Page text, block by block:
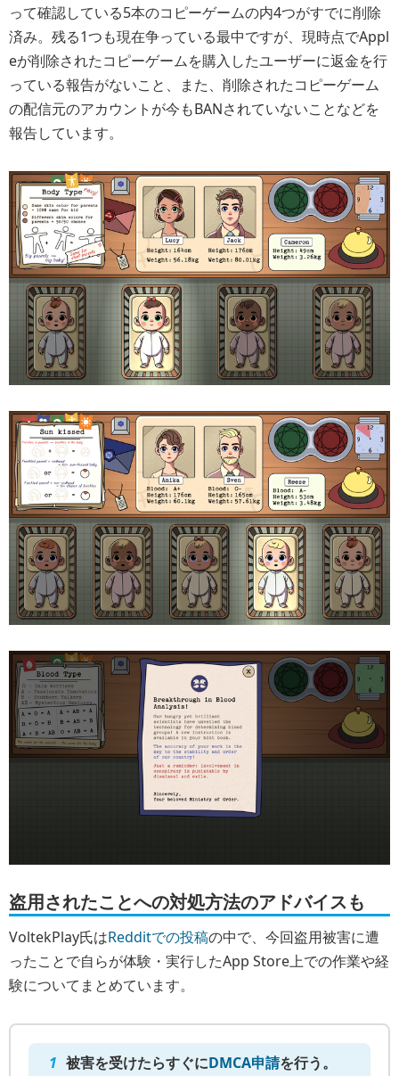
って確認している5本のコピーゲームの内4つがすでに削除
済み。残る1つも現在争っている最中ですが、現時点でAppl
eが削除されたコピーゲームを購入したユーザーに返金を行
っている報告がないこと、また、削除されたコピーゲーム
の配信元のアカウントが今もBANされていないことなどを
報告しています。
盗用されたことへの対処方法のアドバイスも
VoltekPlay氏はRedditでの投稿の中で、今回盗用被害に遭
ったことで自らが体験・実行したApp Store上での作業や経
験についてまとめています。
被害を受けたらすぐにDMCA申請を行う。